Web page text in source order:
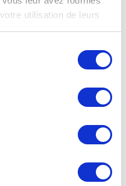
utilisation de leurs
JPG sans attache –